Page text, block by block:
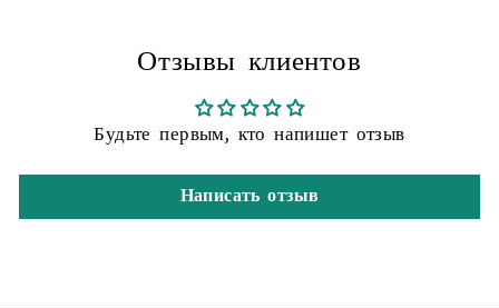
Отзывы клиентов
Будьте первым, кто напишет отзыв
Написать отзыв